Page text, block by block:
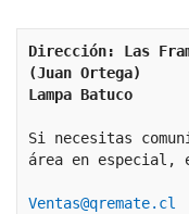
Dirección: Las
(Juan Ortega)
Lampa Batuco
Si necesitas
área en especial,
Ventas@qremate.cl